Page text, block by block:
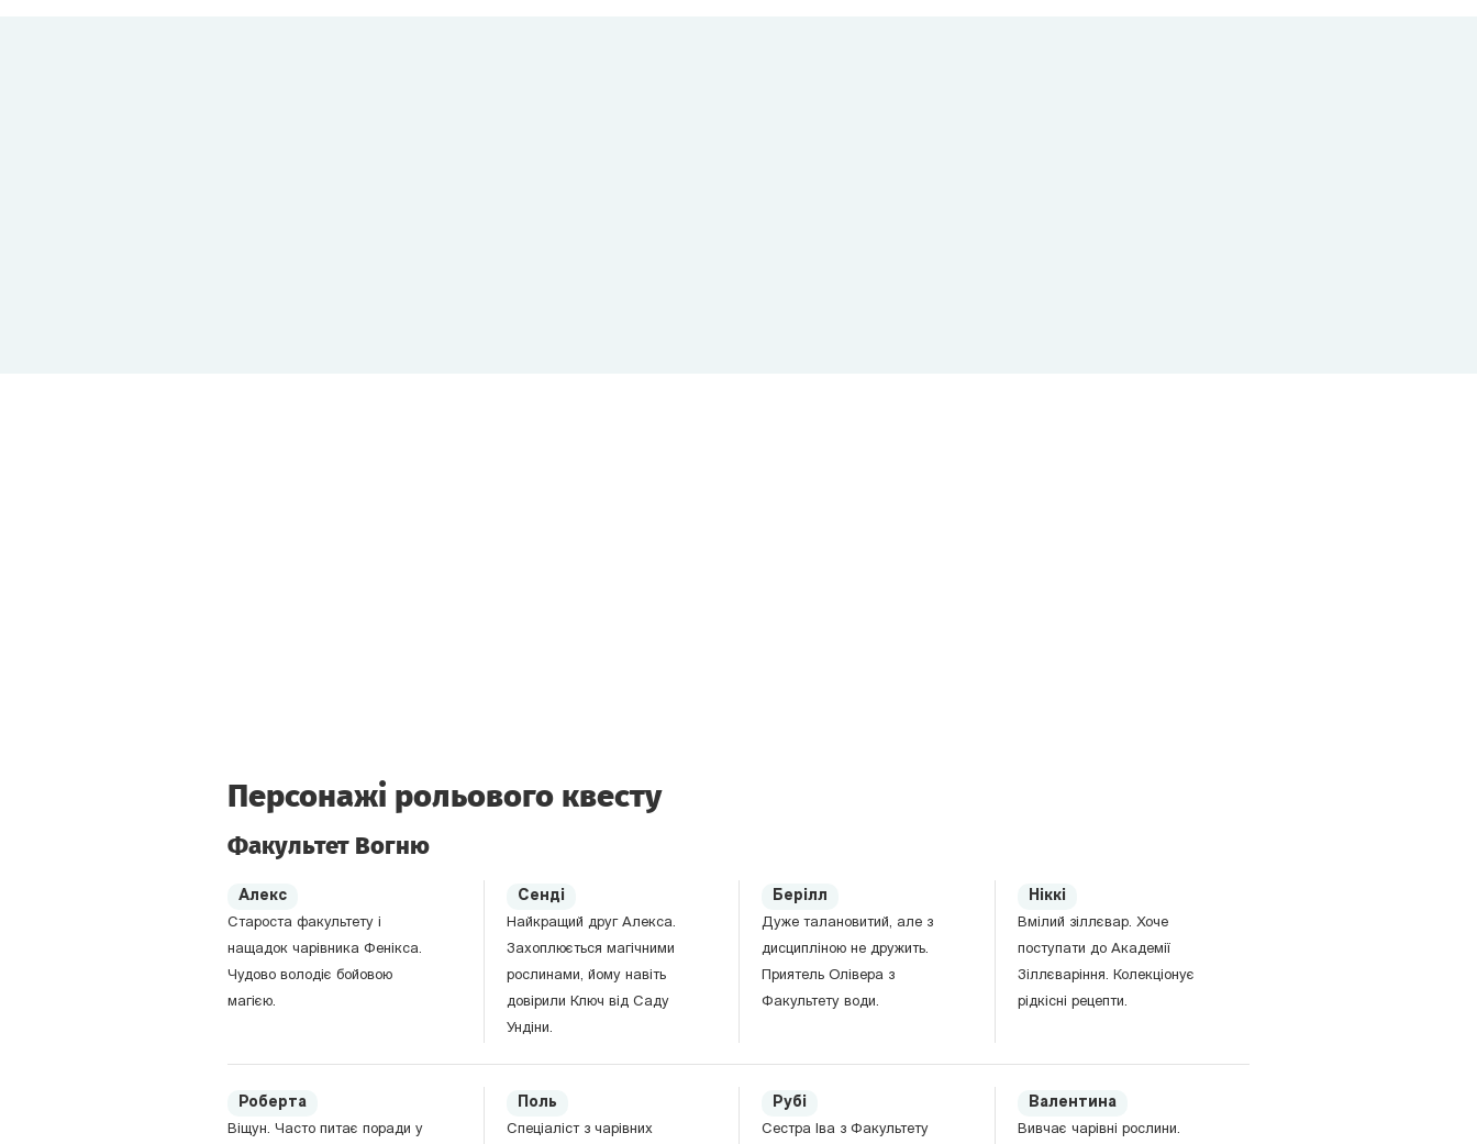
Персонажі рольового квесту
Факультет Вогню
Алекс
Староста факультету і
нащадок чарівника Фенікса.
Чудово володіє бойовою
магією.
Сенді
Найкращий друг Алекса.
Захоплюється магічними
рослинами, йому навіть
довірили Ключ від Саду
Ундіни.
Берілл
Дуже талановитий, але з
дисципліною не дружить.
Приятель Олівера з
Факультету води.
Ніккі
Вмілий зіллєвар. Хоче
поступати до Академії
Зіллєваріння. Колекціонує
рідкісні рецепти.
Роберта
Віщун. Часто питає поради у
Поль
Спеціаліст з чарівних
Рубі
Сестра Іва з Факультету
Валентина
Вивчає чарівні рослини.